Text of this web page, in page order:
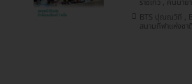
BTS ปุณณวิถี , BTS รัชโยธิน , MRT เตาปูน , BTS บางนา , BTS อุดมสุข , BTS อโศก , MRT สุขุมวิท , MRT สามย่าน , BTS
สนามกีฬาแห่งชาติ